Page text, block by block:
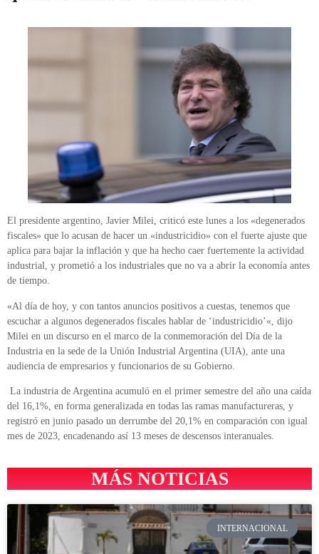
El presidente argentino, Javier Milei, criticó este lunes a los «degenerados
fiscales» que lo acusan de hacer un «industricidio» con el fuerte ajuste que
aplica para bajar la inflación y que ha hecho caer fuertemente la actividad
industrial, y prometió a los industriales que no va a abrir la economía antes
de tiempo.
«Al día de hoy, y con tantos anuncios positivos a cuestas, tenemos que
escuchar a algunos degenerados fiscales hablar de ‘industricidio’«, dijo
Milei en un discurso en el marco de la conmemoración del Día de la
Industria en la sede de la Unión Industrial Argentina (UIA), ante una
audiencia de empresarios y funcionarios de su Gobierno.
La industria de Argentina acumuló en el primer semestre del año una caída
del 16,1%, en forma generalizada en todas las ramas manufactureras, y
registró en junio pasado un derrumbe del 20,1% en comparación con igual
mes de 2023, encadenando así 13 meses de descensos interanuales.
MÁS NOTICIAS
INTERNACIONAL